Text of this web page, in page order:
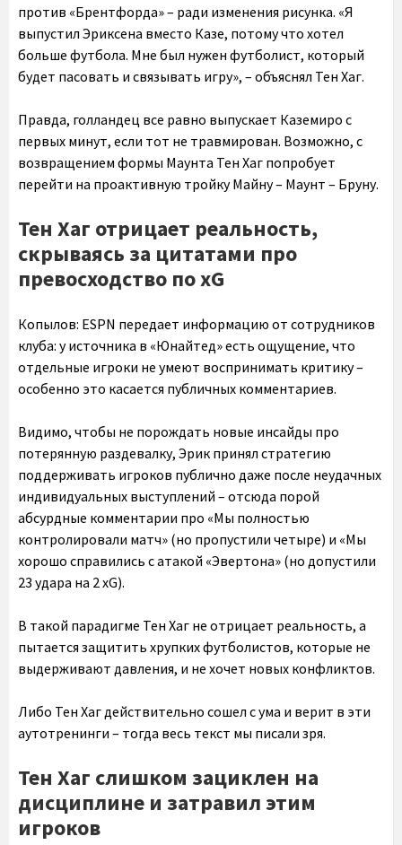
против «Брентфорда» – ради изменения рисунка. «Я
выпустил Эриксена вместо Казе, потому что хотел
больше футбола. Мне был нужен футболист, который
будет пасовать и связывать игру», – объяснял Тен Хаг.
Правда, голландец все равно выпускает Каземиро с
первых минут, если тот не травмирован. Возможно, с
возвращением формы Маунта Тен Хаг попробует
перейти на проактивную тройку Майну – Маунт – Бруну.
Тен Хаг отрицает реальность,
скрываясь за цитатами про
превосходство по xG
Копылов: ESPN передает информацию от сотрудников
клуба: у источника в «Юнайтед» есть ощущение, что
отдельные игроки не умеют воспринимать критику –
особенно это касается публичных комментариев.
Видимо, чтобы не порождать новые инсайды про
потерянную раздевалку, Эрик принял стратегию
поддерживать игроков публично даже после неудачных
индивидуальных выступлений – отсюда порой
абсурдные комментарии про «Мы полностью
контролировали матч» (но пропустили четыре) и «Мы
хорошо справились с атакой «Эвертона» (но допустили
23 удара на 2 xG).
В такой парадигме Тен Хаг не отрицает реальность, а
пытается защитить хрупких футболистов, которые не
выдерживают давления, и не хочет новых конфликтов.
Либо Тен Хаг действительно сошел с ума и верит в эти
аутотренинги – тогда весь текст мы писали зря.
Тен Хаг слишком зациклен на
дисциплине и затравил этим
игроков